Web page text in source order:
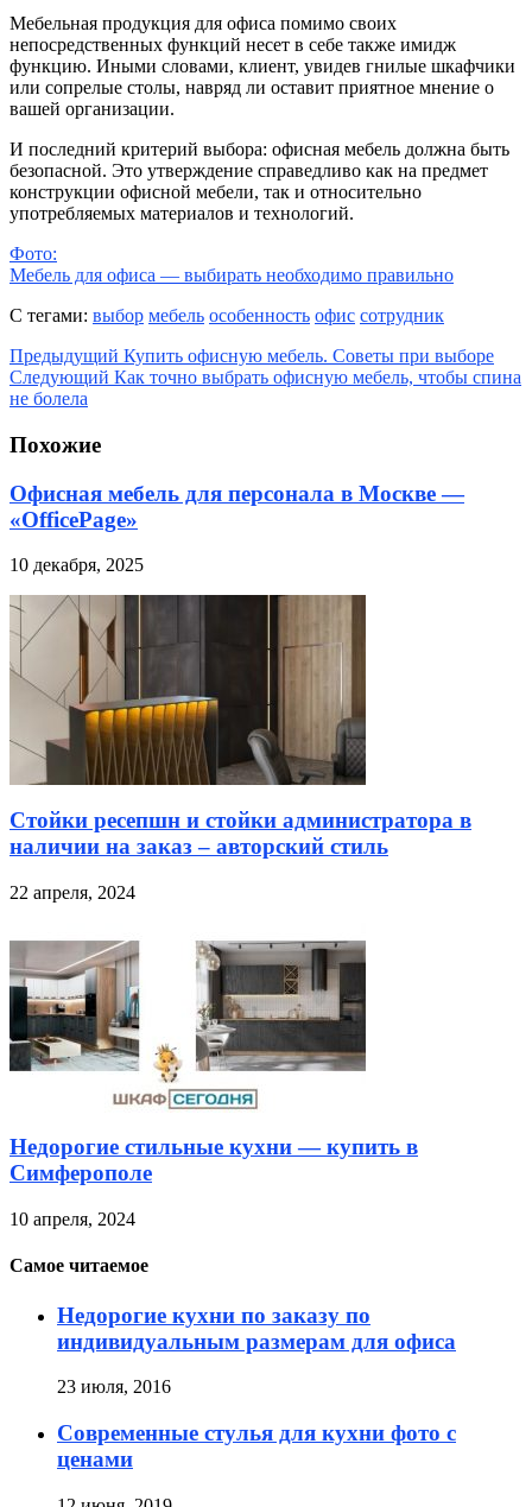
Мебельная продукция для офиса помимо своих
непосредственных функций несет в себе также имидж
функцию. Иными словами, клиент, увидев гнилые шкафчики
или сопрелые столы, навряд ли оставит приятное мнение о
вашей организации.
И последний критерий выбора: офисная мебель должна быть
безопасной. Это утверждение справедливо как на предмет
конструкции офисной мебели, так и относительно
употребляемых материалов и технологий.
Фото:
Мебель для офиса — выбирать необходимо правильно
С тегами: выбор мебель особенность офис сотрудник
Предыдущий Купить офисную мебель. Советы при выборе
Следующий Как точно выбрать офисную мебель, чтобы спина
не болела
Похожие
Офисная мебель для персонала в Москве —
«OfficePage»
10 декабря, 2025
Стойки ресепшн и стойки администратора в
наличии на заказ – авторский стиль
22 апреля, 2024
Недорогие стильные кухни — купить в
Симферополе
10 апреля, 2024
Самое читаемое
Недорогие кухни по заказу по
индивидуальным размерам для офиса
23 июля, 2016
Современные стулья для кухни фото с
ценами